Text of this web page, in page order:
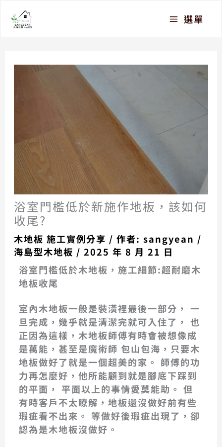
選單
浴室門檻低於新施作地板，該如何
收尾?
木地板 施工實例分享 / 作者:sangyean /
海島型木地板 /2025 年 8 月 21 日
浴室門檻低於木地板，施工細節:超耐磨木
地板收尾
室內木地板一般是裝潢裡最後一部分， 一
旦完成，幾乎就是清潔完就可入住了， 也
正因為這樣，木地板師傅有時會被想像成
是萬能，甚至是魔術師 包山包海，只要木
地板做好了就是一個超美的家。 師傅的功
力再怎麼好，他所能顧到就是腳底下踩到
的平面， 平面以上的事情愛莫能助。 但
有時客戶不太瞭解，地板還沒做好前有些
瑕疵看不出來。 等做好後瑕疵出現了，卻
認為是木地板沒做好。